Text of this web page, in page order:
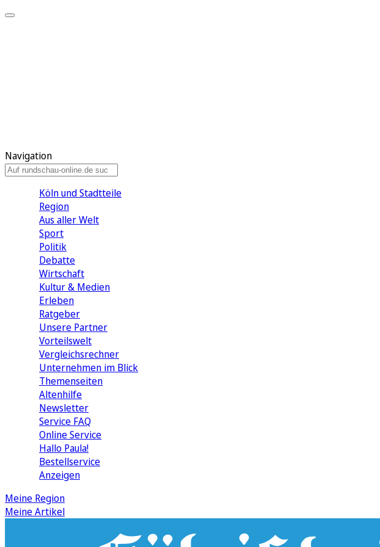
Navigation
Köln und Stadtteile
Region
Aus aller Welt
Sport
Politik
Debatte
Wirtschaft
Kultur & Medien
Erleben
Ratgeber
Unsere Partner
Vorteilswelt
Vergleichsrechner
Unternehmen im Blick
Themenseiten
Altenhilfe
Newsletter
Service FAQ
Online Service
Hallo Paula!
Bestellservice
Anzeigen
Meine Region
Meine Artikel